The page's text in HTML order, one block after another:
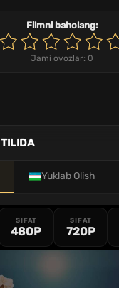
Filmni baholang:
Jami ovozlar: 0
Yuklab Olish
SIFAT
480P
SIFAT
720P